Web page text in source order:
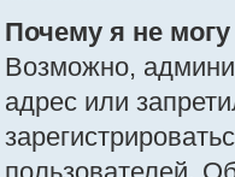
Почему я не
Возможно,
адрес или